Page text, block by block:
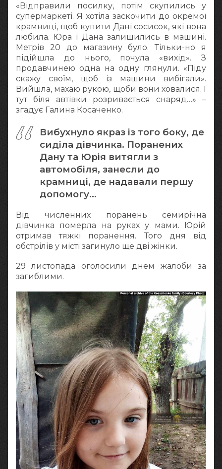
«Відправили посилку, потім скупились у
супермаркеті. Я хотіла заскочити до окремої
крамниці, щоб купити Дані сосисок, які вона
любила. Юра і Дана залишились в машині.
Метрів 20 до магазину було. Тільки-но я
підійшла до нього, почула «вихід». З
продавчинею одна на одну глянули. «Піду
скажу своїм, щоб із машини вибігали».
Вийшла, махаю рукою, щоби вони ховалися. І
тут біля автівки розривається снаряд…» –
згадує Галина Косаченко.
Вибухнуло якраз із того боку, де
сиділа дівчинка. Поранених
Дану та Юрія витягли з
автомобіля, занесли до
крамниці, де надавали першу
допомогу…
Від численних поранень семирічна
дівчинка померла на руках у мами. Юрій
отримав тяжкі поранення. Того дня від
обстрілів у місті загинуло ще дві жінки.
29 листопада оголосили днем жалоби за
загиблими.